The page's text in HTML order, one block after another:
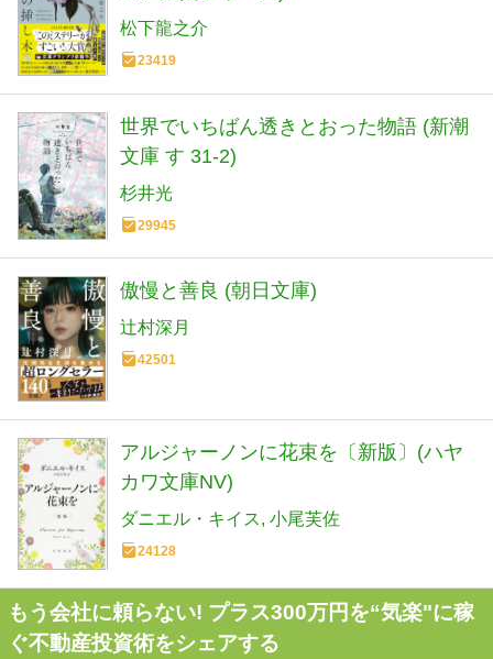
松下龍之介
23419
世界でいちばん透きとおった物語 (新潮
文庫 す 31-2)
杉井光
29945
傲慢と善良 (朝日文庫)
辻村深月
42501
アルジャーノンに花束を〔新版〕(ハヤ
カワ文庫NV)
ダニエル・キイス 小尾芙佐
24128
もう会社に頼らない! プラス300万円を“気楽"に稼
ぐ不動産投資術をシェアする